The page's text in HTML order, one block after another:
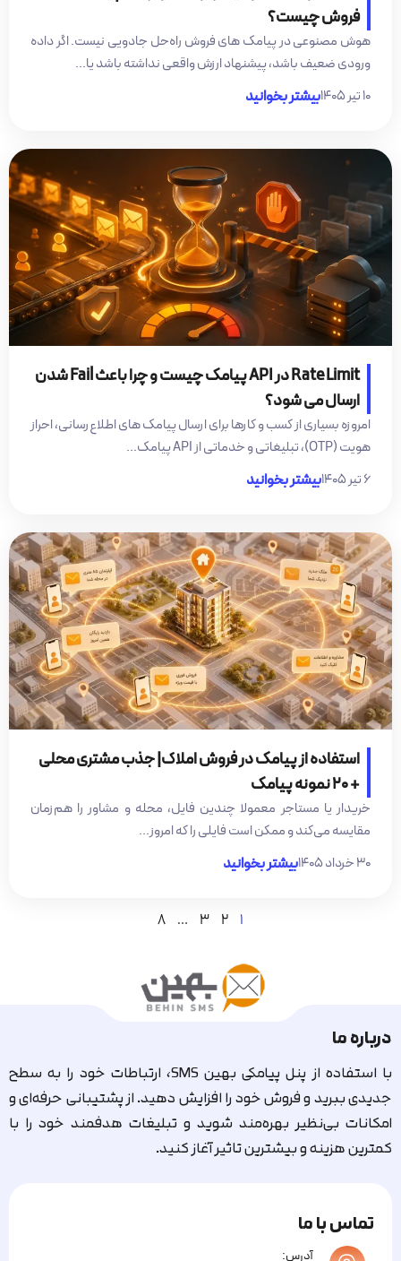
فروش چیست؟
هوش مصنوعی در پیامک های فروش راه‌حل جادویی نیست. اگر داده
ورودی ضعیف باشد، پیشنهاد ارزش واقعی نداشته باشد یا...
۱۰ تیر ۱۴۰۵
بیشتر بخوانید
Rate Limit در API پیامک چیست و چرا باعث Fail شدن
ارسال می شود؟
امروزه بسیاری از کسب و کارها برای ارسال پیامک های اطلاع‌رسانی، احراز
هویت (OTP)، تبلیغاتی و خدماتی از API پیامک...
۶ تیر ۱۴۰۵
بیشتر بخوانید
استفاده از پیامک در فروش املاک| جذب مشتری محلی
+ 20 نمونه پیامک
خریدار یا مستاجر معمولا چندین فایل، محله و مشاور را هم‌زمان
مقایسه می‌کند و ممکن است فایلی را که امروز...
۳۰ خرداد ۱۴۰۵
بیشتر بخوانید
1
2
3
…
8
درباره ما
با استفاده از پنل پیامکی بهین SMS، ارتباطات خود را به سطح
جدیدی ببرید و فروش خود را افزایش دهید. از پشتیبانی حرفه‌ای و
امکانات بی‌نظیر بهره‌مند شوید و تبلیغات هدفمند خود را با
کمترین هزینه و بیشترین تاثیر آغاز کنید.
تماس با ما
آدرس: